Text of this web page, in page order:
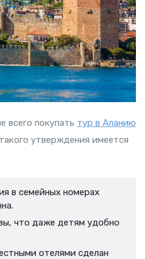
всего покупать тур в Аланию
утверждения имеется
в семейных номерах
что даже детям удобно
отелями сделан